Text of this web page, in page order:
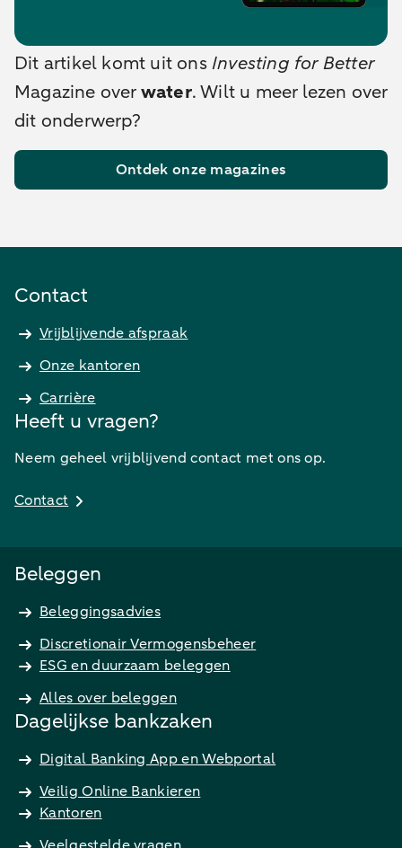
Dit artikel komt uit onsInvesting for Better
Magazine overwater. Wilt u meer lezen over
dit onderwerp?
Ontdek onze magazines
Contact
Vrijblijvende afspraak
Onze kantoren
Carrière
Heeft u vragen?
Neem geheel vrijblijvend contact met ons op.
Contact
Beleggen
Beleggingsadvies
Discretionair Vermogensbeheer
ESG en duurzaam beleggen
Alles over beleggen
Dagelijkse bankzaken
Digital Banking App en Webportal
Veilig Online Bankieren
Kantoren